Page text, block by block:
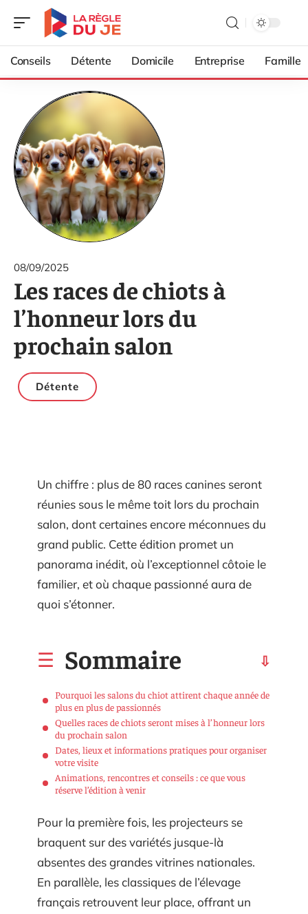
Conseils Détente Domicile Entreprise Famille
08/09/2025
Les races de chiots à
l’honneur lors du
prochain salon
Détente
Un chiffre : plus de 80 races canines seront
réunies sous le même toit lors du prochain
salon, dont certaines encore méconnues du
grand public. Cette édition promet un
panorama inédit, où l’exceptionnel côtoie le
familier, et où chaque passionné aura de
quoi s’étonner.
Sommaire
Pourquoi les salons du chiot attirent chaque année de
plus en plus de passionnés
Quelles races de chiots seront mises à l’honneur lors
du prochain salon
Dates, lieux et informations pratiques pour organiser
votre visite
Animations, rencontres et conseils : ce que vous
réserve l’édition à venir
Pour la première fois, les projecteurs se
braquent sur des variétés jusque-là
absentes des grandes vitrines nationales.
En parallèle, les classiques de l’élevage
français retrouvent leur place, offrant un